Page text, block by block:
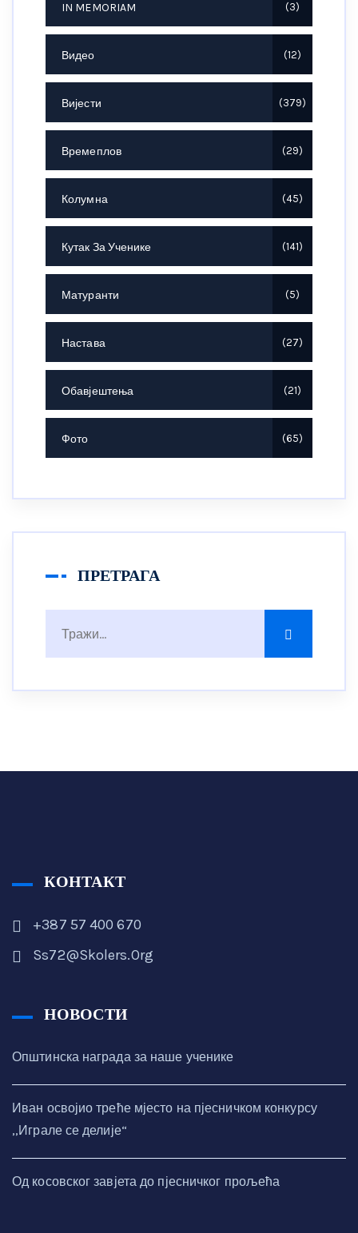
IN MEMORIAM 3
Видео 12
Вијести 379
Времеплов 29
Колумна 45
Кутак За Ученике 141
Матуранти 5
Настава 27
Обавјештења 21
Фото 65
ПРЕТРАГА
КОНТАКТ
+387 57 400 670
Ss72@skolers.org
НОВОСТИ
Општинска награда за наше ученике
Иван освојио треће мјесто на пјесничком конкурсу
,,Играле се делије“
Од косовског завјета до пјесничког прољећа